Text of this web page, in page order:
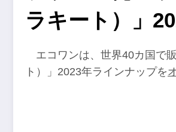
ラキート）」
エコワンは、世界40カ国で
ト）」2023年ラインナップを